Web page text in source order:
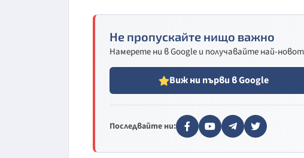
Не пропускайте нищо важно
Намерете ни в Google и получавайте най-
Виж ни първи в Google
Последвайте ни: